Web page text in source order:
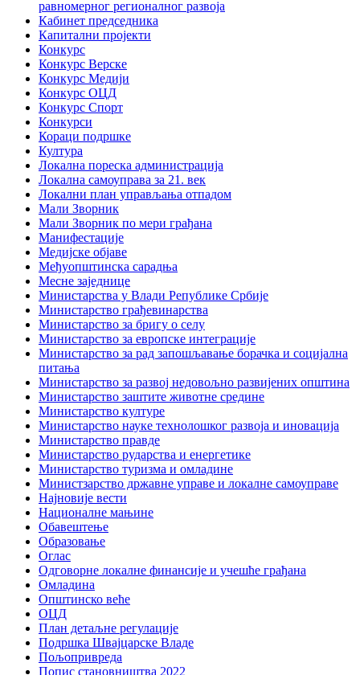
равномерног регионалног развоја
Кабинет председника
Капитални пројекти
Конкурс
Конкурс Верске
Конкурс Медији
Конкурс ОЦД
Конкурс Спорт
Конкурси
Кораци подршке
Култура
Локална пореска администрација
Локална самоуправа за 21. век
Локални план управљања отпадом
Мали Зворник
Мали Зворник по мери грађана
Манифестације
Медијске објаве
Међуопштинска сарадња
Месне заједнице
Министарства у Влади Републике Србије
Министарство грађевинарства
Министарство за бригу о селу
Министарство за европске интеграције
Министарство за рад запошљавање борачка и социјална
питања
Министарство за развој недовољно развијених општина
Министарство заштите животне средине
Министарство културе
Министарство науке технолошког развоја и иновација
Министарство правде
Министарство рударства и енергетике
Министарство туризма и омладине
Министзарство државне управе и локалне самоуправе
Најновије вести
Националне мањине
Обавештење
Образовање
Оглас
Одговорне локалне финансије и учешће грађана
Омладина
Општинско веће
ОЦД
План детаљне регулације
Подршка Швајцарске Владе
Пољопривреда
Попис становништва 2022